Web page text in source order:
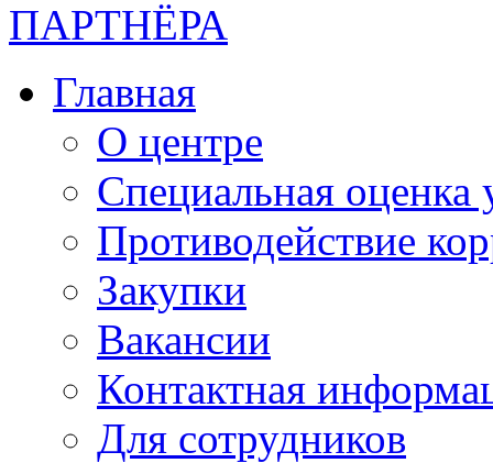
ПАРТНЁРА
Главная
О центре
Специальная оценка
Противодействие
Закупки
Вакансии
Контактная
Для сотрудников